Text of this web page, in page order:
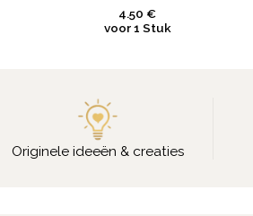
4.50 €
voor 1 Stuk
Originele ideeën & creaties